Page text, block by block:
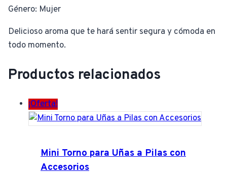
Género: Mujer
Delicioso aroma que te hará sentir segura y cómoda en
todo momento.
Productos relacionados
¡Oferta!
Mini Torno para Uñas a Pilas con
Accesorios